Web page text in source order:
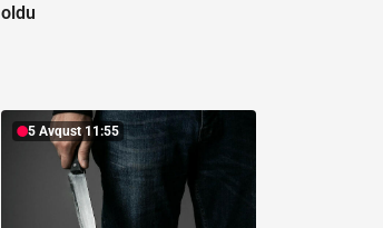
oldu
5 Avqust 11:55